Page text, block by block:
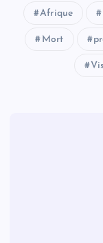
Afrique
Mort